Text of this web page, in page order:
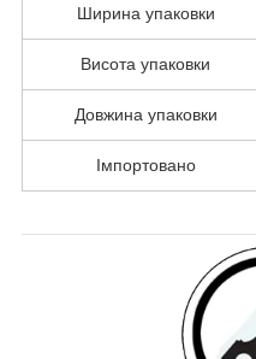
Ширина упаковки
Висота упаковки
Довжина упаковки
Імпортовано